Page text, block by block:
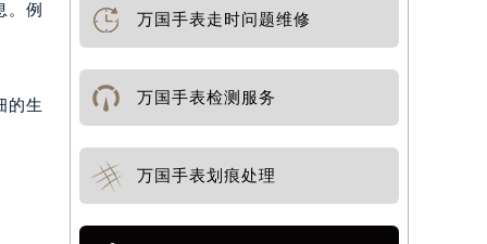
。例
的生
万国手表走时问题维修
万国手表检测服务
万国手表划痕处理